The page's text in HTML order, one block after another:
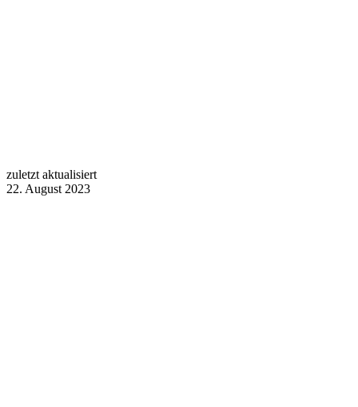
zuletzt aktualisiert
22. August 2023